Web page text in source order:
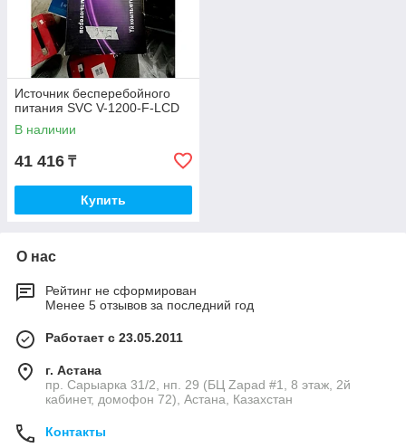
Источник бесперебойного
питания SVC V-1200-F-LCD
В наличии
41 416 ₸
Купить
О нас
Рейтинг не сформирован
Менее 5 отзывов за последний год
Работает с 23.05.2011
г. Астана
пр. Сарыарка 31/2, нп. 29 (БЦ Zapad #1, 8 этаж, 2й
кабинет, домофон 72), Астана, Казахстан
Контакты